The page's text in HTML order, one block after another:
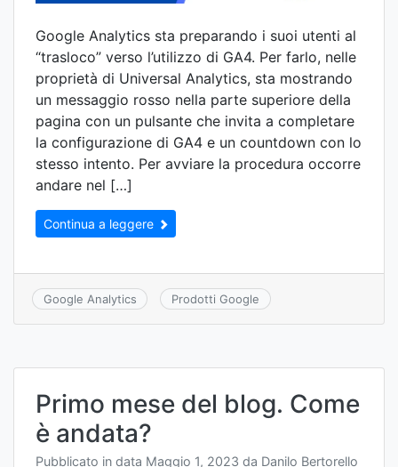
Google Analytics sta preparando i suoi utenti al
“trasloco” verso l’utilizzo di GA4. Per farlo, nelle
proprietà di Universal Analytics, sta mostrando
un messaggio rosso nella parte superiore della
pagina con un pulsante che invita a completare
la configurazione di GA4 e un countdown con lo
stesso intento. Per avviare la procedura occorre
andare nel […]
Continua a leggere
Google Analytics Prodotti Google
Primo mese del blog. Come
è andata?
Pubblicato in data Maggio 1, 2023 da Danilo Bertorello